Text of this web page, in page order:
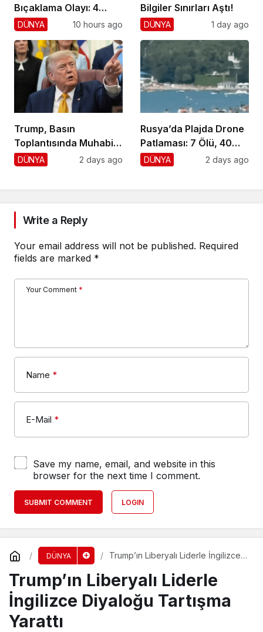
Bıçaklama Olayı: 4
Yaralı, 1 Gözaltı
DÜNYA 10 hours ago
Bilgiler Sınırları Aştı!
DÜNYA 1 day ago
Trump, Basın
Toplantısında Muhabiri
Fena Yerden Aldı
DÜNYA 2 days ago
Rusya’da Plajda Drone
Patlaması: 7 Ölü, 40
Yaralı
DÜNYA 2 days ago
Write a Reply
Your email address will not be published. Required
fields are marked *
Your Comment *
Name *
E-Mail *
Save my name, email, and website in this
browser for the next time I comment.
SUBMIT COMMENT LOGIN
DÜNYA
Trump’ın Liberyalı Liderle İngilizce
Trump’ın Liberyalı Liderle
İngilizce Diyaloğu Tartışma
Yarattı